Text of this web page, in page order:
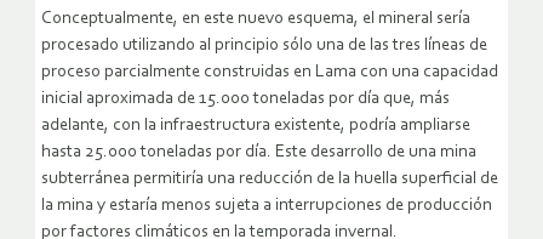
Conceptualmente, en este nuevo esquema, el mineral sería
procesado utilizando al principio sólo una de las tres líneas de
proceso parcialmente construidas en Lama con una capacidad
inicial aproximada de 15.000 toneladas por día que, más
adelante, con la infraestructura existente, podría ampliarse
hasta 25.000 toneladas por día. Este desarrollo de una mina
subterránea permitiría una reducción de la huella superficial de
la mina y estaría menos sujeta a interrupciones de producción
por factores climáticos en la temporada invernal.